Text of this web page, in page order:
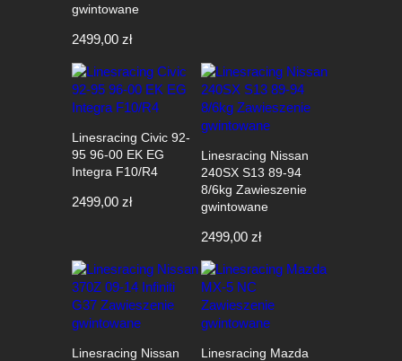
gwintowane
2499,00 zł
Linesracing Civic 92-
95 96-00 EK EG
Integra F10/R4
2499,00 zł
Linesracing Nissan
240SX S13 89-94
8/6kg Zawieszenie
gwintowane
2499,00 zł
Linesracing Nissan
Linesracing Mazda